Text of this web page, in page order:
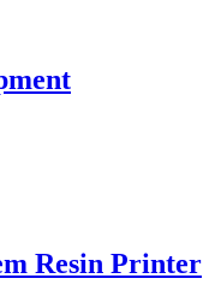
Resin Printer